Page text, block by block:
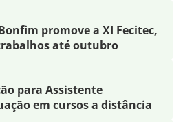
promove a XI Fecitec,
até outubro
para Assistente
em cursos a distância